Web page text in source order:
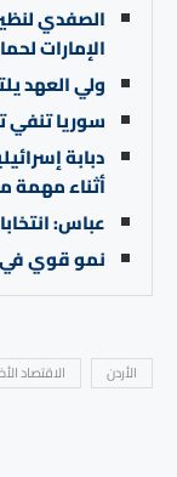
الصفدي
الإمارات
ولي العهد
سوريا تنفي
دبابة
أثناء مهمة
عباس:
نمو قوي في
الأردن الاقتصاد